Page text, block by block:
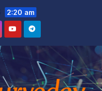
2:20 am